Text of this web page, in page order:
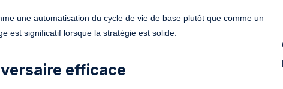
une automatisation du cycle de vie de base plutôt que comme un
est significatif lorsque la stratégie est solide.
efficace